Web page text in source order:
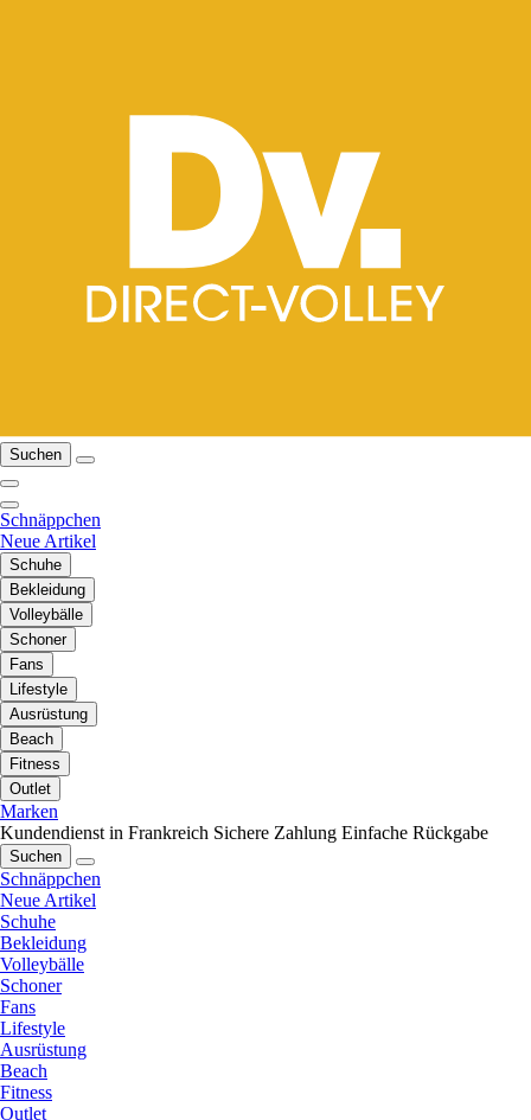
Suchen
Schnäppchen
Neue Artikel
Schuhe
Bekleidung
Volleybälle
Schoner
Fans
Lifestyle
Ausrüstung
Beach
Fitness
Outlet
Marken
Kundendienst in Frankreich Sichere Zahlung Einfache Rückgabe
Suchen
Schnäppchen
Neue Artikel
Schuhe
Bekleidung
Volleybälle
Schoner
Fans
Lifestyle
Ausrüstung
Beach
Fitness
Outlet